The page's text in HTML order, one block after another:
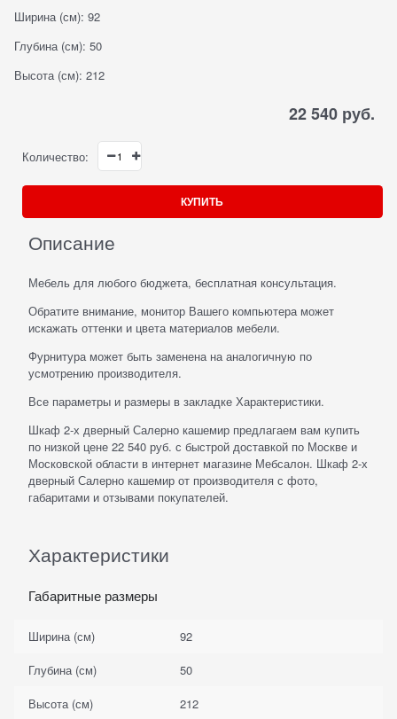
Ширина (см): 92
Глубина (см): 50
Высота (см): 212
22 540 руб.
Количество:
КУПИТЬ
Описание
Мебель для любого бюджета, бесплатная консультация.
Обратите внимание, монитор Вашего компьютера может
искажать оттенки и цвета материалов мебели.
Фурнитура может быть заменена на аналогичную по
усмотрению производителя.
Все параметры и размеры в закладке Характеристики.
Шкаф 2-х дверный Салерно кашемир предлагаем вам купить
по низкой цене 22 540 руб. с быстрой доставкой по Москве и
Московской области в интернет магазине Мебсалон. Шкаф 2-х
дверный Салерно кашемир от производителя с фото,
габаритами и отзывами покупателей.
Характеристики
Габаритные размеры
Ширина (см)
92
Глубина (см)
50
Высота (см)
212